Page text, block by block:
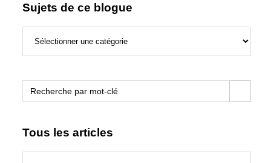
Sujets de ce blogue
Search
for:
Search Button
Tous les articles